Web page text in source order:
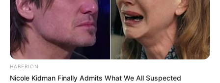
Pintura em Tecido
Sabonete artesanal
Artesanato com Garrafa Pet
HABERION
Nicole Kidman Finally Admits What We All Suspected